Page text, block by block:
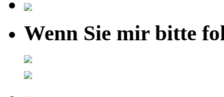
Wenn Sie mir bitte